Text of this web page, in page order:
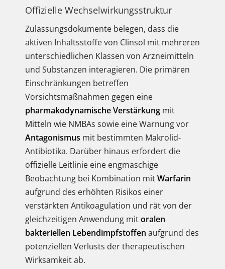
Offizielle Wechselwirkungsstruktur
Zulassungsdokumente belegen, dass die
aktiven Inhaltsstoffe von Clinsol mit mehreren
unterschiedlichen Klassen von Arzneimitteln
und Substanzen interagieren. Die primären
Einschränkungen betreffen
Vorsichtsmaßnahmen gegen eine
pharmakodynamische Verstärkung mit
Mitteln wie NMBAs sowie eine Warnung vor
Antagonismus mit bestimmten Makrolid-
Antibiotika. Darüber hinaus erfordert die
offizielle Leitlinie eine engmaschige
Beobachtung bei Kombination mitWarfarin
aufgrund des erhöhten Risikos einer
verstärkten Antikoagulation und rät von der
gleichzeitigen Anwendung mitoralen
bakteriellen Lebendimpfstoffen aufgrund des
potenziellen Verlusts der therapeutischen
Wirksamkeit ab.